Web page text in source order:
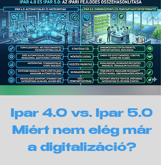
Ipar 4.0 vs. Ipar 5.0
Miért nem elég már
a digitalizáció?